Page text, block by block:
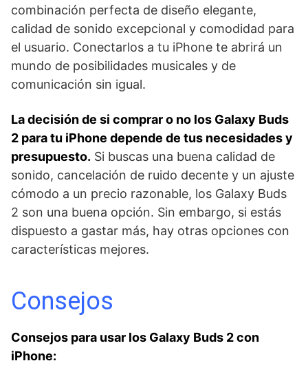
combinación‌ perfecta de diseño elegante,
calidad de sonido⁤ excepcional y ‍comodidad para
el usuario. ​Conectarlos​ a tu iPhone te abrirá un
mundo de posibilidades musicales y de
comunicación sin igual.
La decisión de si comprar o no los Galaxy Buds
2 para tu iPhone depende de tus necesidades y
presupuesto. Si buscas una buena calidad de
sonido, cancelación de ruido decente y un ajuste
cómodo a un precio razonable, los Galaxy Buds
2 son una buena opción. Sin embargo, si estás
dispuesto a gastar más, hay otras opciones con
características mejores.
Consejos
Consejos para usar los Galaxy Buds 2 con
iPhone: